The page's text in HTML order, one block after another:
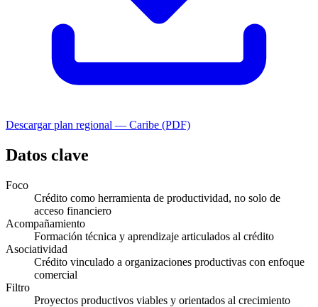
Descargar plan regional — Caribe (PDF)
Datos clave
Foco
Crédito como herramienta de productividad, no solo de
acceso financiero
Acompañamiento
Formación técnica y aprendizaje articulados al crédito
Asociatividad
Crédito vinculado a organizaciones productivas con enfoque
comercial
Filtro
Proyectos productivos viables y orientados al crecimiento